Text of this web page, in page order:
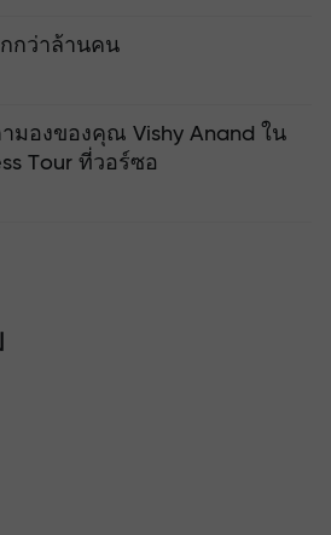
กว่าล้านคน
มองของคุณ Vishy Anand ใน
Tour ที่วอร์ซอ